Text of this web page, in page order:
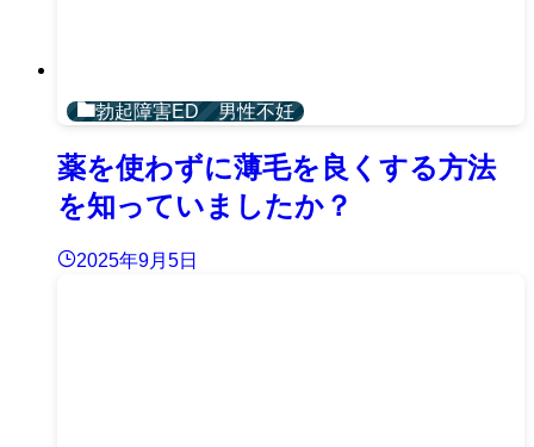
勃起障害ED 男性不妊
薬を使わずに薄毛を良くする方法
を知っていましたか？
2025年9月5日